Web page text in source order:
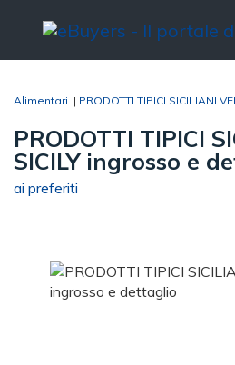
Alimentari | PRODOTTI TIPICI SICILIANI
PRODOTTI TIPICI
SICILY ingrosso e
ai preferiti